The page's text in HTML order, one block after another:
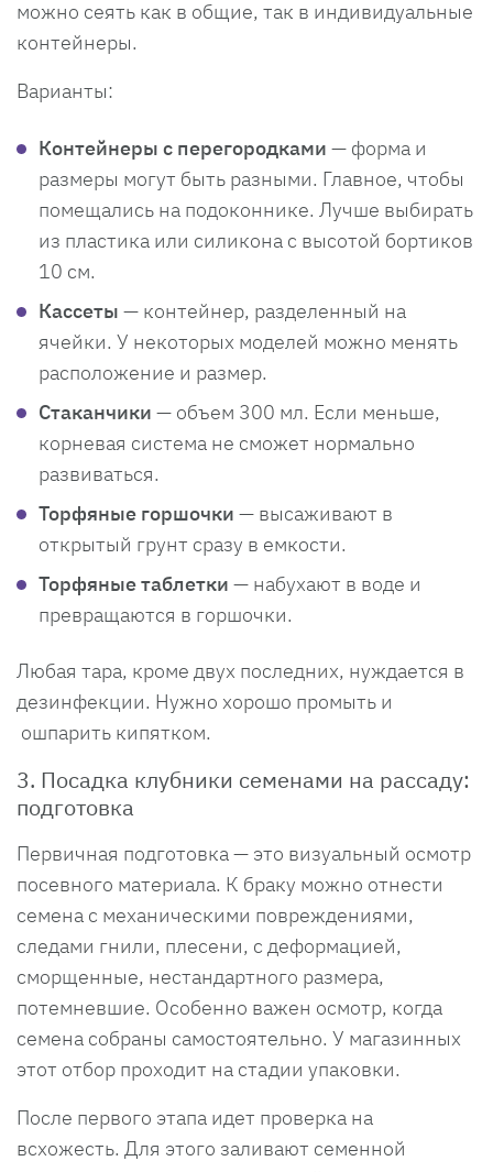
можно сеять как в общие, так в индивидуальные
контейнеры.
Варианты:
Контейнеры с перегородками — форма и
размеры могут быть разными. Главное, чтобы
помещались на подоконнике. Лучше выбирать
из пластика или силикона с высотой бортиков
10 см.
Кассеты — контейнер, разделенный на
ячейки. У некоторых моделей можно менять
расположение и размер.
Стаканчики — объем 300 мл. Если меньше,
корневая система не сможет нормально
развиваться.
Торфяные горшочки — высаживают в
открытый грунт сразу в емкости.
Торфяные таблетки — набухают в воде и
превращаются в горшочки.
Любая тара, кроме двух последних, нуждается в
дезинфекции. Нужно хорошо промыть и
ошпарить кипятком.
3. Посадка клубники семенами на рассаду:
подготовка
Первичная подготовка — это визуальный осмотр
посевного материала. К браку можно отнести
семена с механическими повреждениями,
следами гнили, плесени, с деформацией,
сморщенные, нестандартного размера,
потемневшие. Особенно важен осмотр, когда
семена собраны самостоятельно. У магазинных
этот отбор проходит на стадии упаковки.
После первого этапа идет проверка на
всхожесть. Для этого заливают семенной